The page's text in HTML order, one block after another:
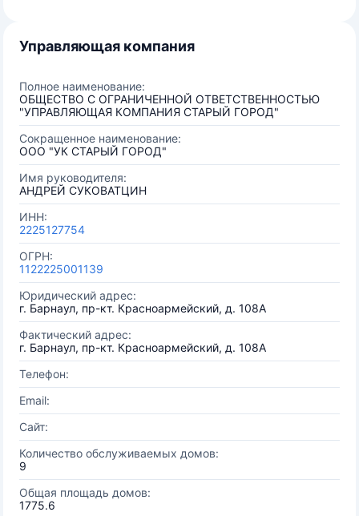
Управляющая компания
Полное наименование:
ОБЩЕСТВО С ОГРАНИЧЕННОЙ ОТВЕТСТВЕННОСТЬЮ
"УПРАВЛЯЮЩАЯ КОМПАНИЯ СТАРЫЙ ГОРОД"
Сокращенное наименование:
ООО "УК СТАРЫЙ ГОРОД"
Имя руководителя:
АНДРЕЙ СУКОВАТЦИН
ИНН:
2225127754
ОГРН:
1122225001139
Юридический адрес:
г. Барнаул, пр-кт. Красноармейский, д. 108А
Фактический адрес:
г. Барнаул, пр-кт. Красноармейский, д. 108А
Телефон:
Email:
Сайт:
Количество обслуживаемых домов:
9
Общая площадь домов:
1775.6